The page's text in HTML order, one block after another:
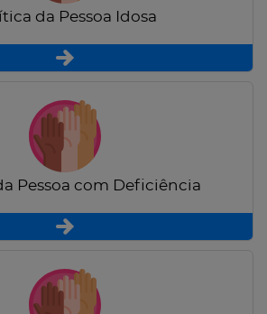
da Pessoa Idosa
Pessoa com Deficiência